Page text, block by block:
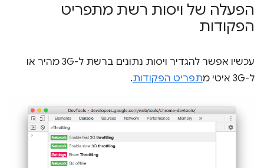
הפעלה של ויסות רשת מתפריט
הפקודות
עכשיו אפשר להגדיר ויסות נתונים ברשת ל-3G מהיר או
ל-3G איטי מ
תפריט הפקודות.